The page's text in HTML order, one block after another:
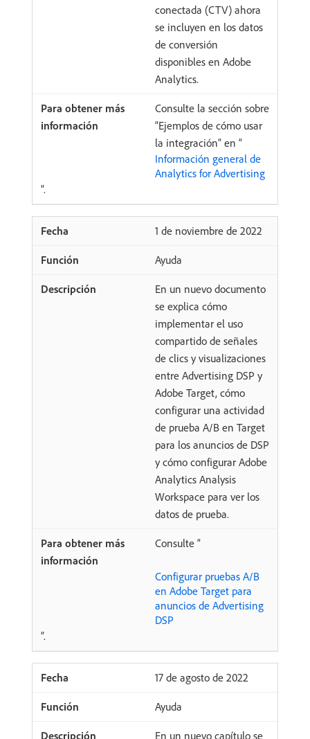
conectada (CTV) ahora
se incluyen en los datos
de conversión
disponibles en Adobe
Analytics.
Consulte la sección sobre
“Ejemplos de cómo usar
la integración” en “
Información general de
Analytics for Advertising
”.
1 de noviembre de 2022
Ayuda
En un nuevo documento
se explica cómo
implementar el uso
compartido de señales
de clics y visualizaciones
entre Advertising DSP y
Adobe Target, cómo
configurar una actividad
de prueba A/B en Target
para los anuncios de DSP
y cómo configurar Adobe
Analytics Analysis
Workspace para ver los
datos de prueba.
Consulte “
Configurar pruebas A/B
en Adobe Target para
anuncios de Advertising
DSP
”.
17 de agosto de 2022
Ayuda
En un nuevo capítulo se